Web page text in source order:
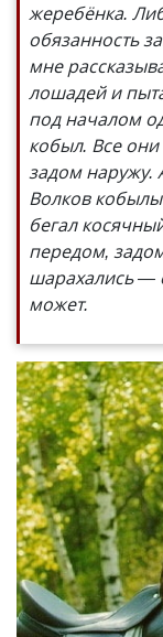
жеребёнка.
обязанность
мне
лошадей и
под началом
кобыл. Все они
задом наружу.
Волков
бегал
передом,
шарахались —
может.